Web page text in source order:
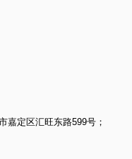
嘉定区汇旺东路599号；